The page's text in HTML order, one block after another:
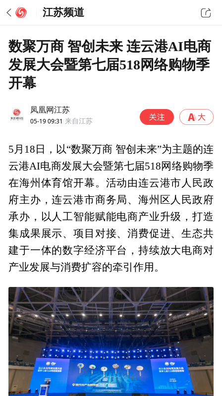
江苏频道
数聚万商 智创未来 连云港AI电商
发展大会暨第七届518网络购物季
开幕
凤凰网江苏
05-19 09:31 来自江苏
5月18日，以“数聚万商 智创未来”为主题的连
云港AI电商发展大会暨第七届518网络购物季
在海州体育馆开幕。活动由连云港市人民政
府主办，连云港市商务局、海州区人民政府
承办，以人工智能赋能电商产业升级，打造
集成果展示、项目对接、消费促进、生态共
建于一体的数字经济平台，持续放大电商对
产业发展与消费扩容的牵引作用。